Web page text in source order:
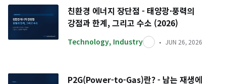
친환경 에너지 장단점 - 태양광·풍력의
강점과 한계, 그리고 수소 (2026)
Technology, Industry JUN 26, 2026
P2G(Power-to-Gas)란? - 남는 재생에